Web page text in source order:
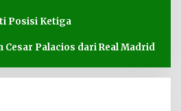
Posisi Ketiga
Cesar Palacios dari Real Madrid